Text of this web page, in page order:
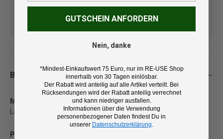
Kostenlose Lieferung ab 100
14 Tage Rückgaberecht und
Beschreibung
Marke:
La Sportiva
Produkt:
GUTSCHEIN ANFORDERN
Nein, danke
*Mindest-Einkaufswert 75 Euro, nur im RE-USE Shop
innerhalb von 30 Tagen einlösbar.
Der Rabatt wird anteilig auf alle Artikel verteilt. Bei
Rücksendungen wird der Rabatt anteilig verrechnet
und kann niedriger ausfallen.
Informationen über die Verwendung
personenbezogener Daten findest Du in
unserer Datenschutzerklärung